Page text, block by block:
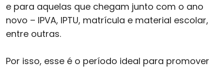
e para aquelas que chegam junto com o ano
novo – IPVA, IPTU, matrícula e material escolar,
entre outras.
Por isso, esse é o período ideal para promover